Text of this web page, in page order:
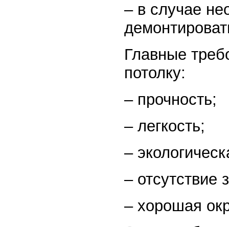
– в случае
Главные
потолку:
– прочность;
– легкость;
–
– отсутствие
– хорошая